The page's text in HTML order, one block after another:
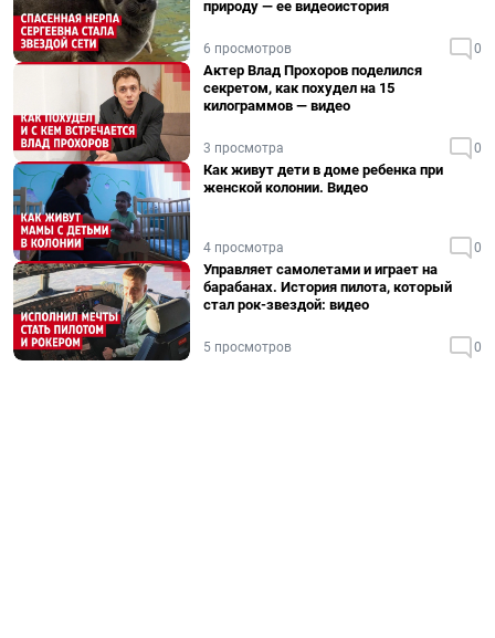
природу — ее видеоистория
6 просмотров 0
Актер Влад Прохоров поделился
секретом, как похудел на 15
килограммов — видео
3 просмотра 0
Как живут дети в доме ребенка при
женской колонии. Видео
4 просмотра 0
Управляет самолетами и играет на
барабанах. История пилота, который
стал рок-звездой: видео
5 просмотров 0